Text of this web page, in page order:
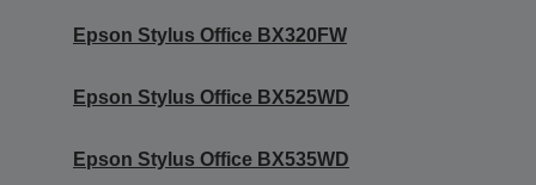
Epson Stylus Office BX320FW
Epson Stylus Office BX525WD
Epson Stylus Office BX535WD